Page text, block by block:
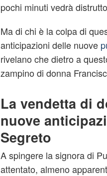
pochi minuti vedrà
Ma di chi è la colpa di
anticipazioni delle nuove
rivelano che dietro a
zampino di donna
La vendetta di
nuove
Segreto
A spingere la signora di
attentato, almeno